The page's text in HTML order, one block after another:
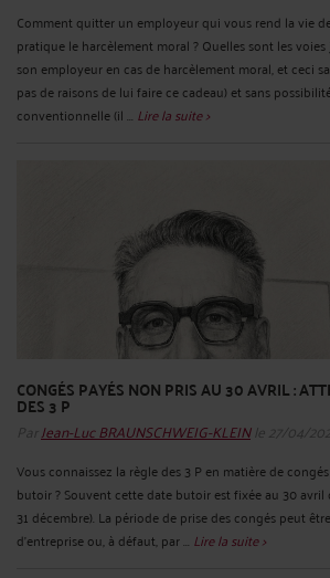
Comment quitter un employeur qui vous rend la vie
pratique le harcèlement moral ? Quelles sont les
son employeur en cas de harcèlement moral, et ceci
pas de raisons de lui faire ce cadeau) et sans
conventionnelle (il ... Lire la suite >
CONGÉS PAYÉS NON PRIS AU 30 AVRIL :
DES 3 P
Par Jean-Luc BRAUNSCHWEIG-KLEINle 27/04/
Vous connaissez la règle des 3 P en matière de
butoir ? Souvent cette date butoir est fixée au 30 avril
31 décembre). La période de prise des congés peut
d’entreprise ou, à défaut, par ... Lire la suite >